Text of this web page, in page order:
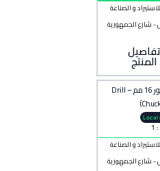
و الصناعة
شارع الجمهورية
تفاصيل
المنتج
مفتاح ظرف شنيور 16 مم – Drill
Local
و الصناعة
شارع الجمهورية